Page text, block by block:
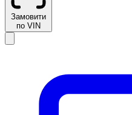
Замовити
по VIN